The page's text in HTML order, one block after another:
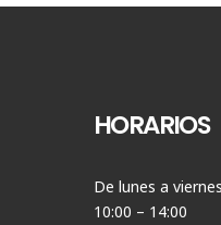
HORARIOS
De lunes a
10:00 – 14:00